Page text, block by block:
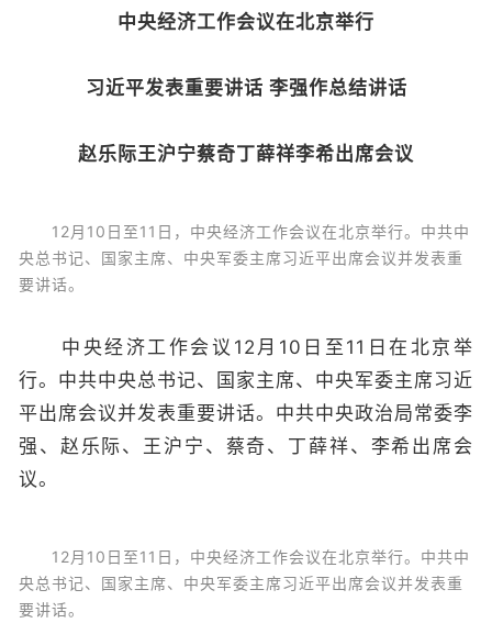
中央经济工作会议在北京举行
习近平发表重要讲话 李强作总结讲话
赵乐际王沪宁蔡奇丁薛祥李希出席会议
12月10日至11日，中央经济工作会议在北京举行。中共中
央总书记、国家主席、中央军委主席习近平出席会议并发表重
要讲话。
中央经济工作会议12月10日至11日在北京举
行。中共中央总书记、国家主席、中央军委主席习近
平出席会议并发表重要讲话。中共中央政治局常委李
强、赵乐际、王沪宁、蔡奇、丁薛祥、李希出席会
议。
12月10日至11日，中央经济工作会议在北京举行。中共中
央总书记、国家主席、中央军委主席习近平出席会议并发表重
要讲话。